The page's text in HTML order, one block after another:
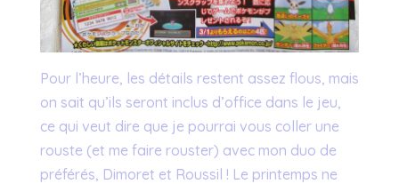
Pour l’heure, les détails restent assez flous, mais
on sait qu’ils seront inclus d’office dans le jeu,
ce qui veut dire que je pourrai vous coller une
rouste (et me faire rouster) avec mon duo de
préférés, Dimoret et Roussil ! Le printemps ne